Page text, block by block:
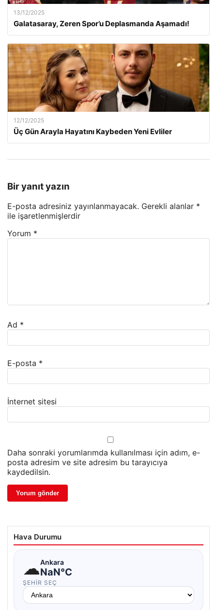
13/12/2025
Galatasaray, Zeren Spor’u Deplasmanda Aşamadı!
12/12/2025
Üç Gün Arayla Hayatını Kaybeden Yeni Evliler
Bir yanıt yazın
E-posta adresiniz yayınlanmayacak. Gerekli alanlar *
ile işaretlenmişlerdir
Yorum *
Ad *
E-posta *
İnternet sitesi
Daha sonraki yorumlarımda kullanılması için adım, e-
posta adresim ve site adresim bu tarayıcıya
kaydedilsin.
Hava Durumu
☁Ankara
NaN°C
ŞEHIR SEÇ